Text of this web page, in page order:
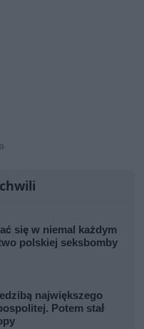
się w niemal każdym
polskiej seksbomby
największego
Potem stał